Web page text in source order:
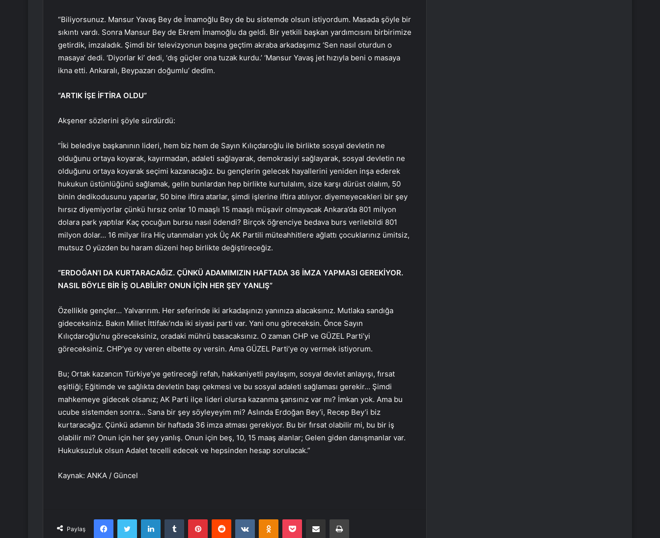
“Biliyorsunuz. Mansur Yavaş Bey de İmamoğlu Bey de bu sistemde olsun istiyordum. Masada şöyle bir
sıkıntı vardı. Sonra Mansur Bey de Ekrem İmamoğlu da geldi. Bir yetkili başkan yardımcısını birbirimize
getirdik, imzaladık. Şimdi bir televizyonun başına geçtim akraba arkadaşımız ‘Sen nasıl oturdun o
masaya’ dedi. ‘Diyorlar ki’ dedi, ‘dış güçler ona tuzak kurdu.’ ‘Mansur Yavaş jet hızıyla beni o masaya
ikna etti. Ankaralı, Beypazarı doğumlu’ dedim.
“ARTIK İŞE İFTİRA OLDU”
Akşener sözlerini şöyle sürdürdü:
“İki belediye başkanının lideri, hem biz hem de Sayın Kılıçdaroğlu ile birlikte sosyal devletin ne
olduğunu ortaya koyarak, kayırmadan, adaleti sağlayarak, demokrasiyi sağlayarak, sosyal devletin ne
olduğunu ortaya koyarak seçimi kazanacağız. bu gençlerin gelecek hayallerini yeniden inşa ederek
hukukun üstünlüğünü sağlamak, gelin bunlardan hep birlikte kurtulalım, size karşı dürüst olalım, 50
binin dedikodusunu yaparlar, 50 bine iftira atarlar, şimdi işlerine iftira atılıyor. diyemeyecekleri bir şey
hırsız diyemiyorlar çünkü hırsız onlar 10 maaşlı 15 maaşlı müşavir olmayacak Ankara’da 801 milyon
dolara park yaptılar Kaç çocuğun bursu nasıl ödendi? Birçok öğrenciye bedava burs verilebildi 801
milyon dolar… 16 milyar lira Hiç utanmaları yok Üç AK Partili müteahhitlere ağlattı çocuklarınız ümitsiz,
mutsuz O yüzden bu haram düzeni hep birlikte değiştireceğiz.
“ERDOĞAN’I DA KURTARACAĞIZ. ÇÜNKÜ ADAMIMIZIN HAFTADA 36 İMZA YAPMASI GEREKİYOR.
NASIL BÖYLE BİR İŞ OLABİLİR? ONUN İÇİN HER ŞEY YANLIŞ”
Özellikle gençler… Yalvarırım. Her seferinde iki arkadaşınızı yanınıza alacaksınız. Mutlaka sandığa
gideceksiniz. Bakın Millet İttifakı’nda iki siyasi parti var. Yani onu göreceksin. Önce Sayın
Kılıçdaroğlu’nu göreceksiniz, oradaki mührü basacaksınız. O zaman CHP ve GÜZEL Parti’yi
göreceksiniz. CHP’ye oy veren elbette oy versin. Ama GÜZEL Parti’ye oy vermek istiyorum.
Bu; Ortak kazancın Türkiye’ye getireceği refah, hakkaniyetli paylaşım, sosyal devlet anlayışı, fırsat
eşitliği; Eğitimde ve sağlıkta devletin başı çekmesi ve bu sosyal adaleti sağlaması gerekir… Şimdi
mahkemeye gidecek olsanız; AK Parti ilçe lideri olursa kazanma şansınız var mı? İmkan yok. Ama bu
ucube sistemden sonra… Sana bir şey söyleyeyim mi? Aslında Erdoğan Bey’i, Recep Bey’i biz
kurtaracağız. Çünkü adamın bir haftada 36 imza atması gerekiyor. Bu bir fırsat olabilir mi, bu bir iş
olabilir mi? Onun için her şey yanlış. Onun için beş, 10, 15 maaş alanlar; Gelen giden danışmanlar var.
Hukuksuzluk olsun Adalet tecelli edecek ve hepsinden hesap sorulacak.”
Kaynak: ANKA / Güncel
Paylaş
FacebookTwitter LinkedInTumblr PinterestReddit VKontakteOdnoklassniki
Pocket E-Posta ile paylaş Yazdır